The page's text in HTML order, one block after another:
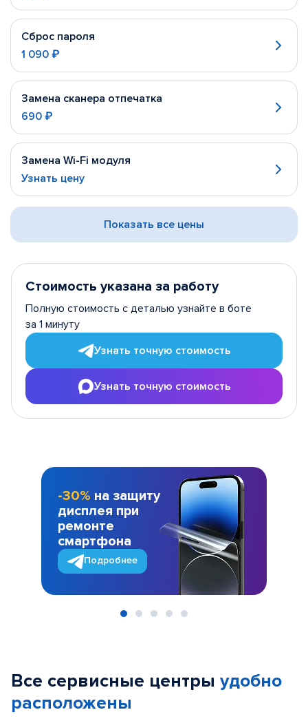
Сброс пароля
1 090 ₽
Замена сканера отпечатка
690 ₽
Замена Wi-Fi модуля
Узнать цену
Показать все цены
Стоимость указана за работу
Полную стоимость с деталью узнайте в боте
за 1 минуту
Узнать точную стоимость
Узнать точную стоимость
-30% на защиту
дисплея при
ремонте
смартфона
Подробнее
Все сервисные центры удобно
расположены